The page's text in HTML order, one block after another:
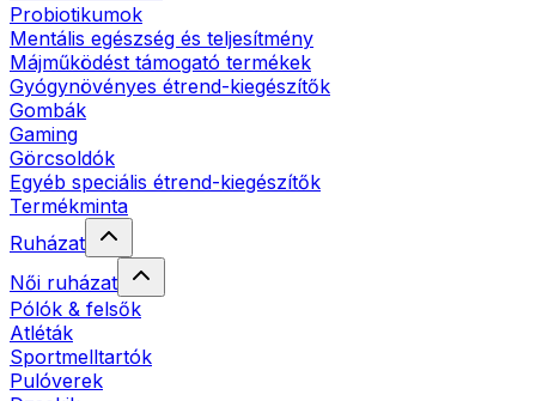
Probiotikumok
Mentális egészség és teljesítmény
Májműködést támogató termékek
Gyógynövényes étrend-kiegészítők
Gombák
Gaming
Görcsoldók
Egyéb speciális étrend-kiegészítők
Termékminta
Ruházat
Női ruházat
Pólók & felsők
Atléták
Sportmelltartók
Pulóverek